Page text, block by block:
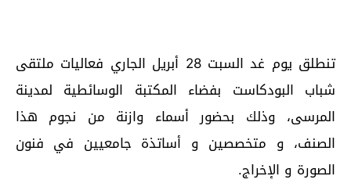
تنطلق يوم غد السبت 28 أبريل الجاري فعاليات ملتقى
شباب البودكاست بفضاء المكتبة الوسائطية لمدينة
المرسى، وذلك بحضور أسماء وازنة من نجوم هذا
الصنف، و متخصصين و أساتذة جامعيين في فنون
الصورة و الإخراج.